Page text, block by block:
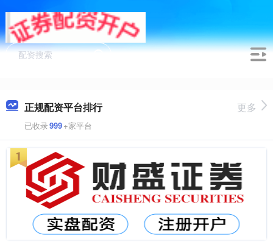
正规配资平台排行
已收录999+家平台
更多